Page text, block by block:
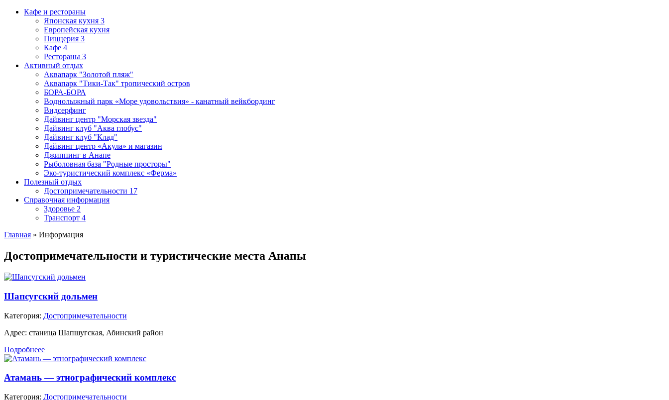
Кафе и рестораны
Японская кухня 3
Европейская кухня
Пиццерия 3
Кафе 4
Рестораны 3
Активный отдых
Аквапарк "Золотой пляж"
Аквапарк "Тики-Так" тропический остров
БОРА-БОРА
Воднолыжный парк «Море удовольствия» - канатный вейкбординг
Видсерфинг
Дайвинг центр "Морская звезда"
Дайвинг клуб "Аква глобус"
Дайвинг клуб "Клад"
Дайвинг центр «Акула» и магазин
Джиппинг в Анапе
Рыболовная база "Родные просторы"
Эко-туристический комплекс «Ферма»
Полезный отдых
Достопримечательности 17
Справочная информация
Здоровье 2
Транспорт 4
Главная » Информация
Достопримечательности и туристические места Анапы
Шапсугский дольмен
Категория: Достопримечательности
Адрес: станица Шапшугская, Абинский район
Подробнеее
Атамань — этнографический комплекс
Категория: Достопримечательности